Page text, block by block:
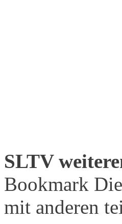
SLTV
Bookmark
mit anderen